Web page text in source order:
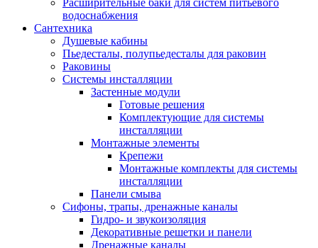
Расширительные баки для систем питьевого
водоснабжения
Сантехника
Душевые кабины
Пьедесталы, полупьедесталы для раковин
Раковины
Системы инсталляции
Застенные модули
Готовые решения
Комплектующие для системы
инсталляции
Монтажные элементы
Крепежи
Монтажные комплекты для системы
инсталляции
Панели смыва
Сифоны, трапы, дренажные каналы
Гидро- и звукоизоляция
Декоративные решетки и панели
Дренажные каналы